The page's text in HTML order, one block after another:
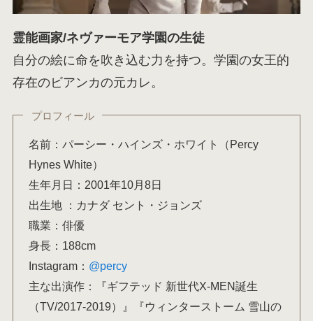
霊能画家/ネヴァーモア学園の生徒
自分の絵に命を吹き込む力を持つ。学園の女王的
存在のビアンカの元カレ。
プロフィール
名前：パーシー・ハインズ・ホワイト（Percy
Hynes White）
生年月日：2001年10月8日
出生地 ：カナダ セント・ジョンズ
職業：俳優
身長：188cm
Instagram： @percy
主な出演作：『ギフテッド 新世代X-MEN誕生
（TV/2017-2019）』『ウィンターストーム 雪山の